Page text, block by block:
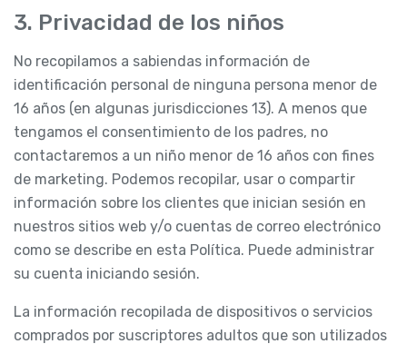
3. Privacidad de los niños
No recopilamos a sabiendas información de
identificación personal de ninguna persona menor de
16 años (en algunas jurisdicciones 13). A menos que
tengamos el consentimiento de los padres, no
contactaremos a un niño menor de 16 años con fines
de marketing. Podemos recopilar, usar o compartir
información sobre los clientes que inician sesión en
nuestros sitios web y/o cuentas de correo electrónico
como se describe en esta Política. Puede administrar
su cuenta iniciando sesión.
La información recopilada de dispositivos o servicios
comprados por suscriptores adultos que son utilizados